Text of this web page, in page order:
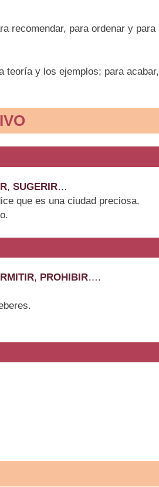
recomendar, para ordenar y para
teoría y los ejemplos; para acabar,
, SUGERIR…
que es una ciudad preciosa.
, PROHIBIR….